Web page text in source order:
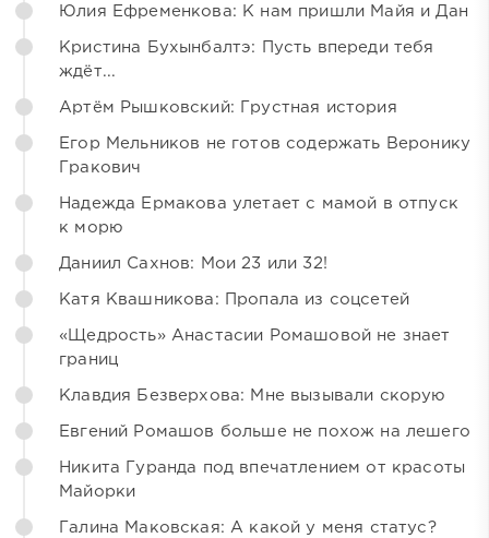
Юлия Ефременкова: К нам пришли Майя и Дан
Кристина Бухынбалтэ: Пусть впереди тебя
ждёт...
Артём Рышковский: Грустная история
Егор Мельников не готов содержать Веронику
Гракович
Надежда Ермакова улетает с мамой в отпуск
к морю
Даниил Сахнов: Мои 23 или 32!
Катя Квашникова: Пропала из соцсетей
«Щедрость» Анастасии Ромашовой не знает
границ
Клавдия Безверхова: Мне вызывали скорую
Евгений Ромашов больше не похож на лешего
Никита Гуранда под впечатлением от красоты
Майорки
Галина Маковская: А какой у меня статус?